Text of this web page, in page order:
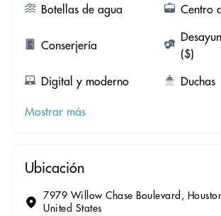
Botellas de agua
Centro
Conserjería
($)
Digital y moderno
Duchas
Mostrar más
Ubicación
7979 Willow Chase Boulevard,
United States